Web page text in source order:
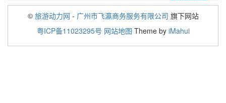
© 旅游动力网 - 广州市飞瀛商务服务有限公司 旗下网站
粤ICP备11023295号 网站地图 Theme by iMahui